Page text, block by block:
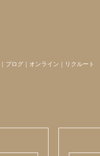
ブログ オンライン リクルート